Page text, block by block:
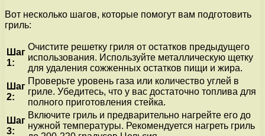
Вот несколько шагов, которые помогут вам подготовить
гриль:
Шаг
1:
Очистите решетку гриля от остатков предыдущего
использования. Используйте металлическую щетку
для удаления сожженных остатков пищи и жира.
Шаг
2:
Проверьте уровень газа или количество углей в
гриле. Убедитесь, что у вас достаточно топлива для
полного приготовления стейка.
Шаг
3:
Включите гриль и предварительно нагрейте его до
нужной температуры. Рекомендуется нагреть гриль